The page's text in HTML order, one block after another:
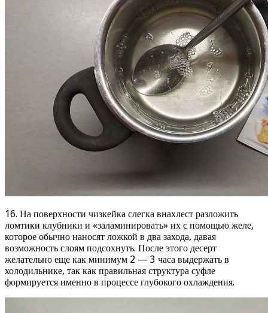
16. На поверхности чизкейка слегка внахлест разложить
ломтики клубники и «заламинировать» их с помощью желе,
которое обычно наносят ложкой в два захода, давая
возможность слоям подсохнуть. После этого десерт
желательно еще как минимум 2 — 3 часа выдержать в
холодильнике, так как правильная структура суфле
формируется именно в процессе глубокого охлаждения.